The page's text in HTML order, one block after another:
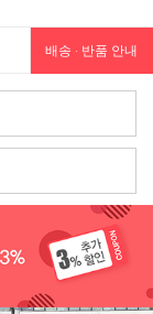
배송 · 반품 안내